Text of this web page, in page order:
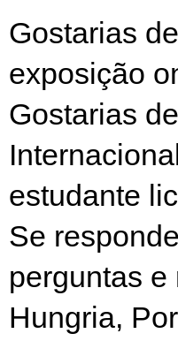
Gostarias
exposição
Gostarias
estudante
Se
perguntas
Hungria,